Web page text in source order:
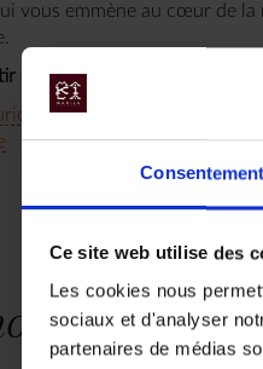
Consentement
Ce site web utilise des
Les cookies nous
sociaux et d'analyser
partenaires de médias
vous emmène au cœur de la
de 4 500 €
& Ile de la Réunion
part de